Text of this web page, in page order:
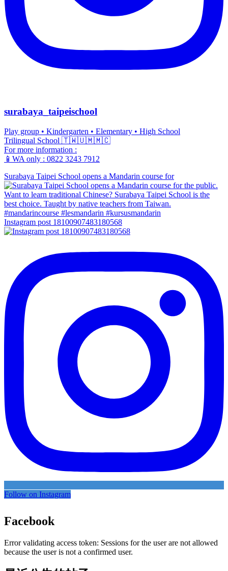
surabaya_taipeischool
Play group • Kindergarten • Elementary • High School
Trilingual School 🇹🇼🇺🇲🇲🇨
For more information :
📱WA only : 0822 3243 7912
Surabaya Taipei School opens a Mandarin course for
Instagram post 18100907483180568
Follow on Instagram
Facebook
Error validating access token: Sessions for the user are not allowed
because the user is not a confirmed user.